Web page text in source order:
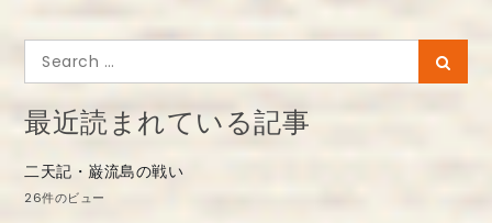
ゲ
ー
シ
ョ
ン
Search
for:
最近読まれている記事
二天記・巌流島の戦い
26件のビュー